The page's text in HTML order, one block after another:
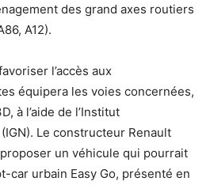
des grand axes routiers
A12).
l’accès aux
équipera les voies concernées,
à l’aide de l’Institut
Le constructeur Renault
un véhicule qui pourrait
car urbain Easy Go, présenté en